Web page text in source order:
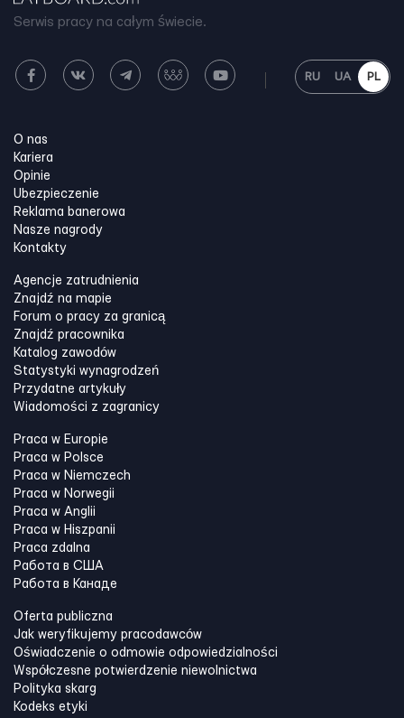
Serwis pracy na całym świecie.
RU UA PL
O nas
Kariera
Opinie
Ubezpieczenie
Reklama banerowa
Nasze nagrody
Kontakty
Agencje zatrudnienia
Znajdź na mapie
Forum o pracy za granicą
Znajdź pracownika
Katalog zawodów
Statystyki wynagrodzeń
Przydatne artykuły
Wiadomości z zagranicy
Praca w Europie
Praca w Polsce
Praca w Niemczech
Praca w Norwegii
Praca w Anglii
Praca w Hiszpanii
Praca zdalna
Работа в США
Работа в Канадe
Oferta publiczna
Jak weryfikujemy pracodawców
Oświadczenie o odmowie odpowiedzialności
Współczesne potwierdzenie niewolnictwa
Polityka skarg
Kodeks etyki